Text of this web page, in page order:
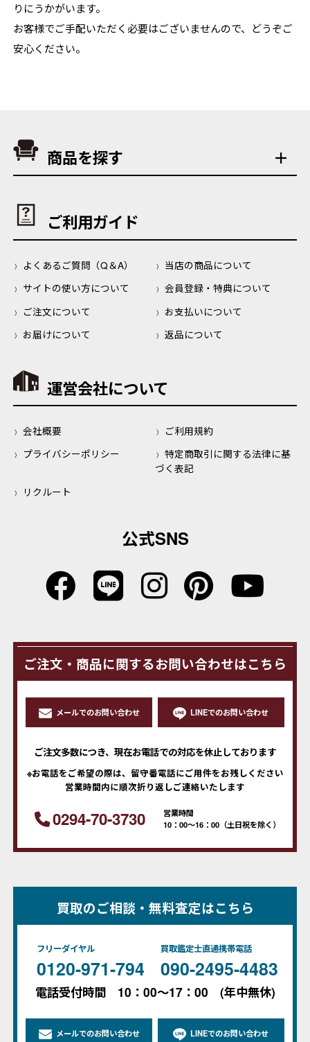
りにうかがいます。
お客様でご手配いただく必要はございませんので、どうぞご
安心ください。
商品を探す
ご利用ガイド
よくあるご質問（Q＆A）
当店の商品について
サイトの使い方について
会員登録・特典について
ご注文について
お支払いについて
お届けについて
返品について
運営会社について
会社概要
ご利用規約
プライバシーポリシー
特定商取引に関する法律に基
づく表記
リクルート
公式SNS
ご注文・商品に関するお問い合わせはこちら
メールでのお問い合わせ LINEでのお問い合わせ
ご注文多数につき、現在お電話での対応を休止しております
※お電話をご希望の際は、留守番電話にご用件をお残しください
営業時間内に順次折り返しご連絡いたします
0294-70-3730
営業時間
10：00～16：00（土日祝を除く）
買取のご相談・無料査定はこちら
フリーダイヤル
0120-971-794
買取鑑定士直通携帯電話
090-2495-4483
電話受付時間 10：00～17：00 (年中無休)
メールでのお問い合わせ LINEでのお問い合わせ